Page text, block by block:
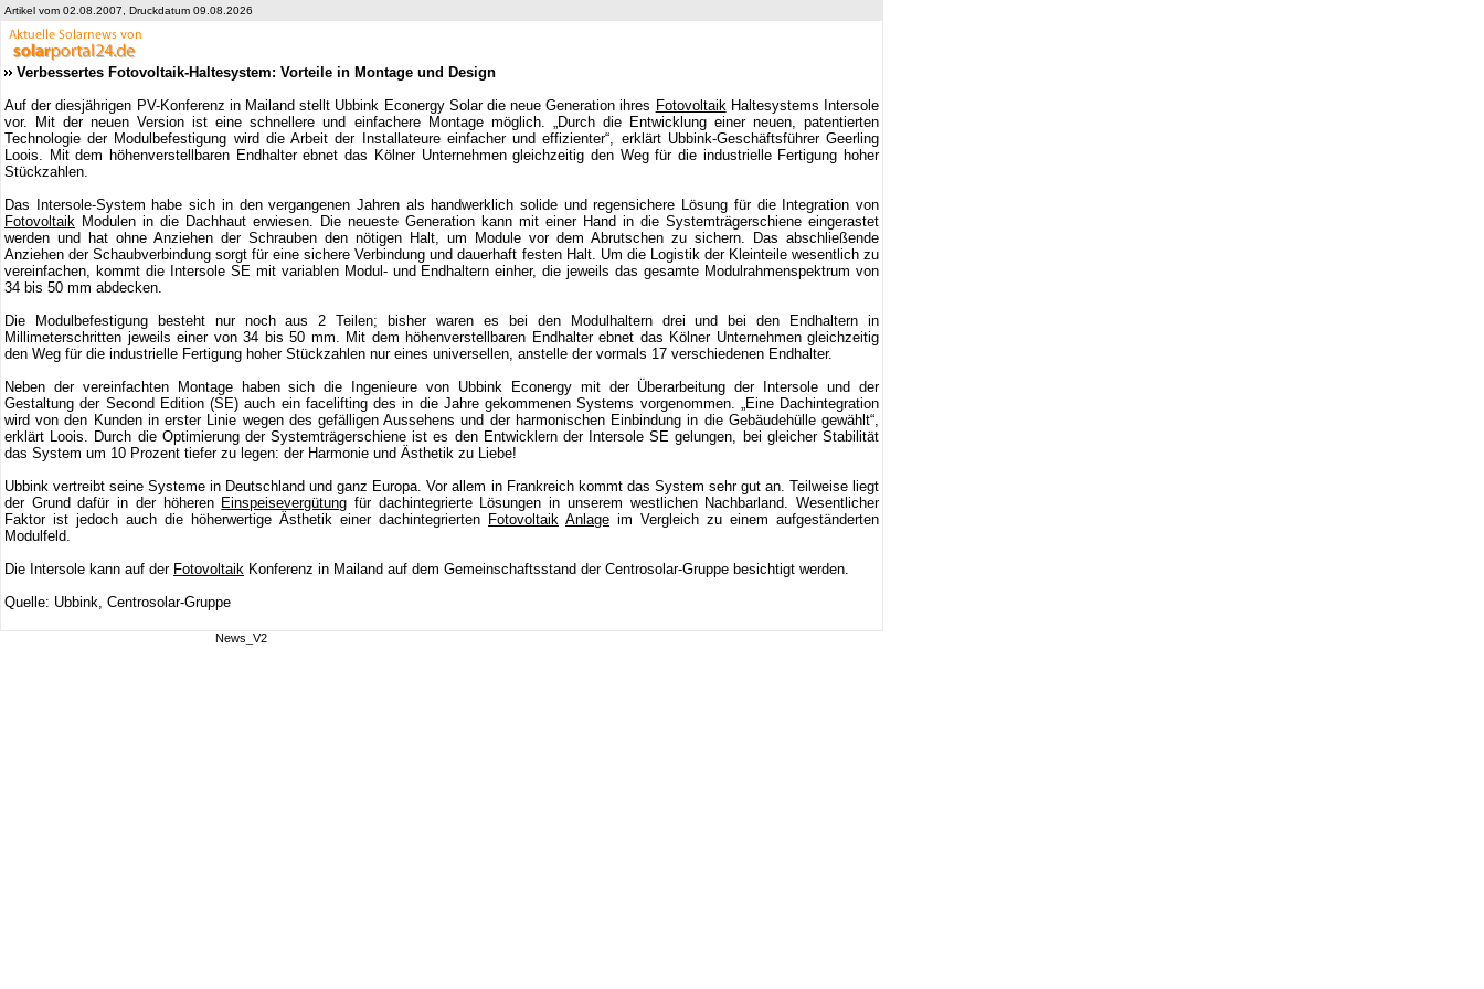
Artikel vom 02.08.2007, Druckdatum 09.08.2026
Verbessertes Fotovoltaik-Haltesystem: Vorteile in Montage und Design
Auf der diesjährigen PV-Konferenz in Mailand stellt Ubbink Econergy Solar die neue Generation ihres FotovoltaikHaltesystems Intersole
vor. Mit der neuen Version ist eine schnellere und einfachere Montage möglich. „Durch die Entwicklung einer neuen, patentierten
Technologie der Modulbefestigung wird die Arbeit der Installateure einfacher und effizienter“, erklärt Ubbink-Geschäftsführer Geerling
Loois. Mit dem höhenverstellbaren Endhalter ebnet das Kölner Unternehmen gleichzeitig den Weg für die industrielle Fertigung hoher
Stückzahlen.
Das Intersole-System habe sich in den vergangenen Jahren als handwerklich solide und regensichere Lösung für die Integration von
Fotovoltaik Modulen in die Dachhaut erwiesen. Die neueste Generation kann mit einer Hand in die Systemträgerschiene eingerastet
werden und hat ohne Anziehen der Schrauben den nötigen Halt, um Module vor dem Abrutschen zu sichern. Das abschließende
Anziehen der Schaubverbindung sorgt für eine sichere Verbindung und dauerhaft festen Halt. Um die Logistik der Kleinteile wesentlich zu
vereinfachen, kommt die Intersole SE mit variablen Modul- und Endhaltern einher, die jeweils das gesamte Modulrahmenspektrum von
34 bis 50 mm abdecken.
Die Modulbefestigung besteht nur noch aus 2 Teilen; bisher waren es bei den Modulhaltern drei und bei den Endhaltern in
Millimeterschritten jeweils einer von 34 bis 50 mm. Mit dem höhenverstellbaren Endhalter ebnet das Kölner Unternehmen gleichzeitig
den Weg für die industrielle Fertigung hoher Stückzahlen nur eines universellen, anstelle der vormals 17 verschiedenen Endhalter.
Neben der vereinfachten Montage haben sich die Ingenieure von Ubbink Econergy mit der Überarbeitung der Intersole und der
Gestaltung der Second Edition (SE) auch ein facelifting des in die Jahre gekommenen Systems vorgenommen. „Eine Dachintegration
wird von den Kunden in erster Linie wegen des gefälligen Aussehens und der harmonischen Einbindung in die Gebäudehülle gewählt“,
erklärt Loois. Durch die Optimierung der Systemträgerschiene ist es den Entwicklern der Intersole SE gelungen, bei gleicher Stabilität
das System um 10 Prozent tiefer zu legen: der Harmonie und Ästhetik zu Liebe!
Ubbink vertreibt seine Systeme in Deutschland und ganz Europa. Vor allem in Frankreich kommt das System sehr gut an. Teilweise liegt
der Grund dafür in der höheren Einspeisevergütung für dachintegrierte Lösungen in unserem westlichen Nachbarland. Wesentlicher
Faktor ist jedoch auch die höherwertige Ästhetik einer dachintegrierten Fotovoltaik Anlage im Vergleich zu einem aufgeständerten
Modulfeld.
Die Intersole kann auf der Fotovoltaik Konferenz in Mailand auf dem Gemeinschaftsstand der Centrosolar-Gruppe besichtigt werden.
Quelle: Ubbink, Centrosolar-Gruppe
News_V2